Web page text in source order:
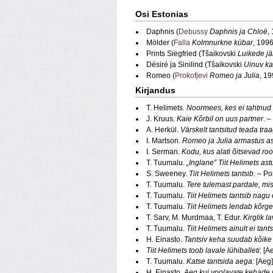
Osi Estonias
Daphnis (Debussy Daphnis ja Chloë,
Mölder (Falla Kolmnurkne kübar,
Prints Siegfried (Tšaikovski Luikede
Désiré ja Sinilind (Tšaikovski Uinuv
Romeo (Prokofjevi Romeo ja Julia,
Kirjandus
T. Helimets. Noormees, kes ei
J. Kruus. Kaie Kõrbil on uus partner. –
A. Herkül. Värskelt tantsitud teada
I. Martson. Romeo ja Julia armastus
I. Serman. Kodu, kus alati õitsevad
T. Tuumalu. „Inglane” Tiit Helimets
S. Sweeney. Tiit Helimets tantsib. –
T. Tuumalu. Tere tulemast pardale,
T. Tuumalu. Tiit Helimets tantsib nagu
T. Tuumalu. Tiit Helimets lendab
T. Sarv, M. Murdmaa, T. Edur. Kirglik
T. Tuumalu. Tiit Helimets ainult ei
H. Einasto. Tantsiv keha suudab
Tiit Helimets toob lavale lühiballeti:
T. Tuumalu. Katse tantsida aega: